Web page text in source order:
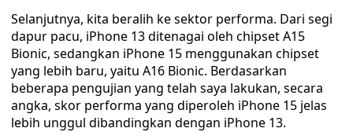
Selanjutnya, kita beralih ke sektor performa. Dari segi
dapur pacu, iPhone 13 ditenagai oleh chipset A15
Bionic, sedangkan iPhone 15 menggunakan chipset
yang lebih baru, yaitu A16 Bionic. Berdasarkan
beberapa pengujian yang telah saya lakukan, secara
angka, skor performa yang diperoleh iPhone 15 jelas
lebih unggul dibandingkan dengan iPhone 13.